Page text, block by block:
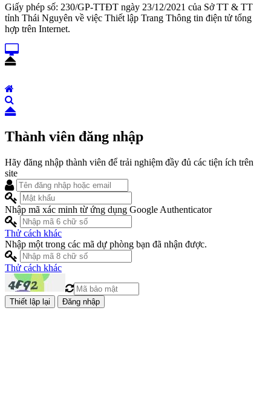
Giấy phép số: 230/GP-TTĐT ngày 23/12/2021 của Sở TT & TT
tỉnh Thái Nguyên về việc Thiết lập Trang Thông tin điện tử tổng
hợp trên Internet.
Thành viên đăng nhập
Hãy đăng nhập thành viên để trải nghiệm đầy đủ các tiện ích trên
site
Nhập mã xác minh từ ứng dụng Google Authenticator
Thử cách khác
Nhập một trong các mã dự phòng bạn đã nhận được.
Thử cách khác
Đăng nhập